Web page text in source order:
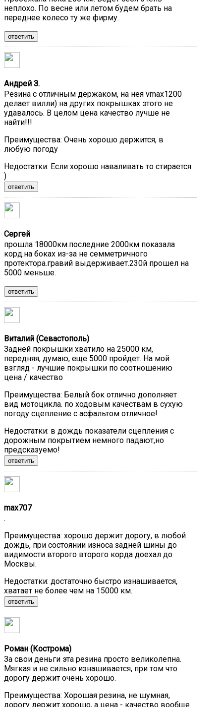
неплохо. По весне или летом будем брать на
переднее колесо ту же фирму.
ответить
Андрей З.
Резина с отличным держаком, на нея vmax1200
делает вилли) на других покрышках этого не
удавалось. В целом цена качество лучше не
найти!!!
Преимущества: Очень хорошо держится, в
любую погоду
Недостатки: Если хорошо наваливать то стирается
)
ответить
Сергей
прошла 18000км.последние 2000км показала
корд.на боках из-за не семметричного
протектора.гравий выдерживает.230й прошел на
5000 меньше.
ответить
Виталий (Севастополь)
Задней покрышки хватило на 25000 км,
передняя, думаю, еще 5000 пройдет. На мой
взгляд - лучшие покрышки по соотношению
цена / качество
Преимущества: Белый бок отлично дополняет
вид мотоцикла. по ходовым качествам в сухую
погоду сцепление с асфальтом отличное!
Недостатки: в дождь показатели сцепления с
дорожным покрытием немного падают,но
предсказуемо!
ответить
max707
.
Преимущества: хорошо держит дорогу, в любой
дождь, при состоянии износа задней шины до
видимости второго второго корда доехал до
Москвы.
Недостатки: достаточно быстро изнашивается,
хватает не более чем на 15000 км.
ответить
Роман (Кострома)
За свои деньги эта резина просто великолепна.
Мягкая и не сильно изнашивается, при том что
дорогу держит очень хорошо.
Преимущества: Хорошая резина, не шумная,
дорогу держит хорошо, а цена - качество вообще